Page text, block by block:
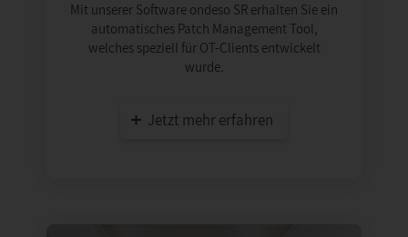
Mit unserer Software ondeso SR erhalten Sie ein
automatisches Patch Management Tool,
welches speziell für OT-Clients entwickelt
wurde.
Jetzt mehr erfahren